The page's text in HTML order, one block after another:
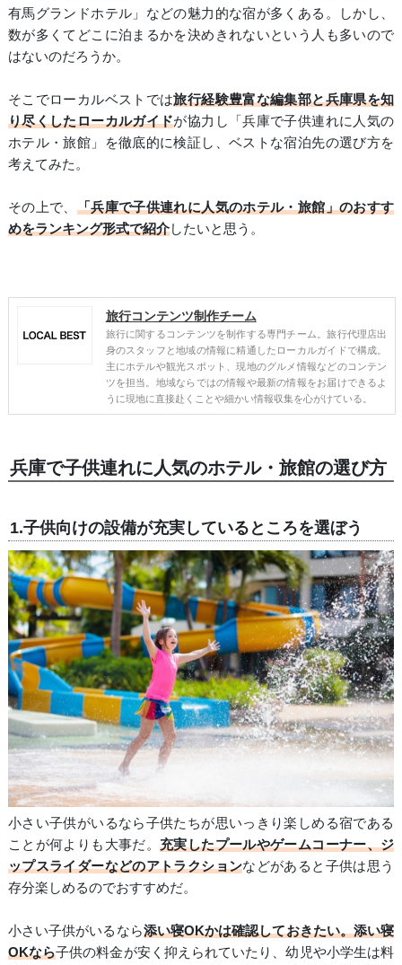
有馬グランドホテル」などの魅力的な宿が多くある。しかし、
数が多くてどこに泊まるかを決めきれないという人も多いので
はないのだろうか。
そこでローカルベストでは旅行経験豊富な編集部と兵庫県を知
り尽くしたローカルガイドが協力し「兵庫で子供連れに人気の
ホテル・旅館」を徹底的に検証し、ベストな宿泊先の選び方を
考えてみた。
その上で、 「兵庫で子供連れに人気のホテル・旅館」のおすす
めをランキング形式で紹介したいと思う。
旅行コンテンツ制作チーム
旅行に関するコンテンツを制作する専門チーム。旅行代理店出
身のスタッフと地域の情報に精通したローカルガイドで構成。
主にホテルや観光スポット、現地のグルメ情報などのコンテン
ツを担当。地域ならではの情報や最新の情報をお届けできるよ
うに現地に直接赴くことや細かい情報収集を心がけている。
兵庫で子供連れに人気のホテル・旅館の選び方
1.子供向けの設備が充実しているところを選ぼう
小さい子供がいるなら子供たちが思いっきり楽しめる宿である
ことが何よりも大事だ。充実したプールやゲームコーナー、ジ
ップスライダーなどのアトラクションなどがあると子供は思う
存分楽しめるのでおすすめだ。
小さい子供がいるなら添い寝OKかは確認しておきたい。添い寝
OKなら子供の料金が安く抑えられていたり、幼児や小学生は料